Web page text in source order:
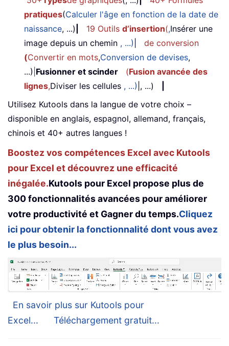
pratiques(Calculer l'âge en fonction de la date de
naissance, ...) 19 Outils d’insertion(,Insérer une
image depuis un chemin , ...)
de conversion
(Convertir en mots,Conversion de devises,
...) Fusionner et scinder (Fusion avancée des
lignes,Diviser les cellules , ...) |, ...)
Utilisez Kutools dans la langue de votre choix –
disponible en anglais, espagnol, allemand, français,
chinois et 40+ autres langues !
Boostez vos compétences Excel avec Kutools
pour Excel et découvrez une efficacité
inégalée.Kutools pour Excel propose plus de
300 fonctionnalités avancées pour améliorer
votre productivité et Gagner du temps.Cliquez
ici pour obtenir la fonctionnalité dont vous avez
le plus besoin...
En savoir plus sur Kutools pour
Excel...
Téléchargement gratuit...